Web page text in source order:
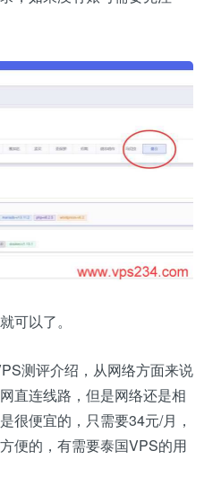
可以了。
测评介绍，从网络方面来说
直连线路，但是网络还是相
很便宜的，只需要34元/月，
便的，有需要泰国VPS的用